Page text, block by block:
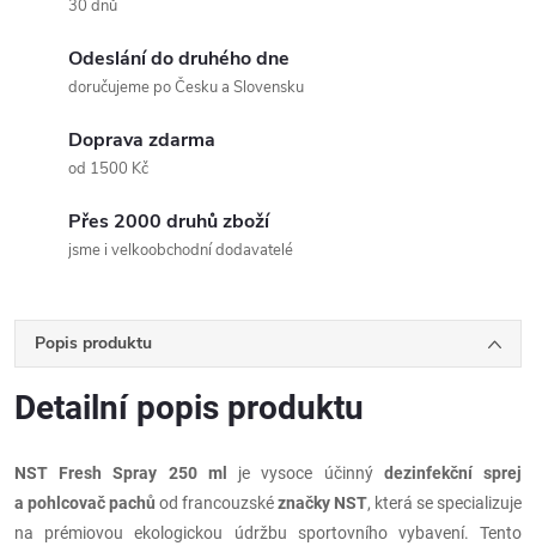
30 dnů
Odeslání do druhého dne
doručujeme po Česku a Slovensku
Doprava zdarma
od 1500 Kč
Přes 2000 druhů zboží
jsme i velkoobchodní dodavatelé
Popis produktu
Detailní popis produktu
NST Fresh Spray 250 ml je vysoce účinný dezinfekční sprej
a pohlcovač pachů od francouzskéznačky NST, která se specializuje
na prémiovou ekologickou údržbu sportovního vybavení. Tento